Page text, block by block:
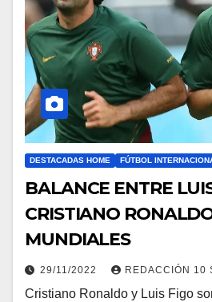
DESTACADAS HOME FÚTBOL
BALANCE ENTRE
CRISTIANO
MUNDIALES
29/11/2022 REDACCIÓN 10
Cristiano Ronaldo y Luis Figo